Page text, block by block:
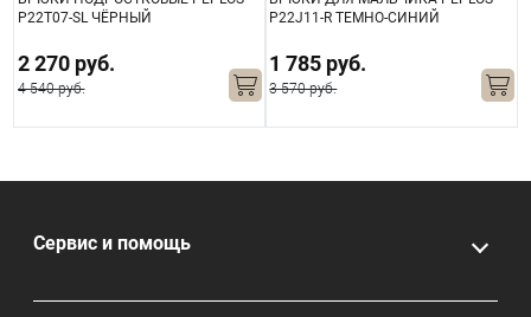
P22T07-SL ЧЁРНЫЙ
2 270 руб.
4 540 руб.
P22J11-R ТЕМНО-СИНИЙ
1 785 руб.
3 570 руб.
Сервис и помощь